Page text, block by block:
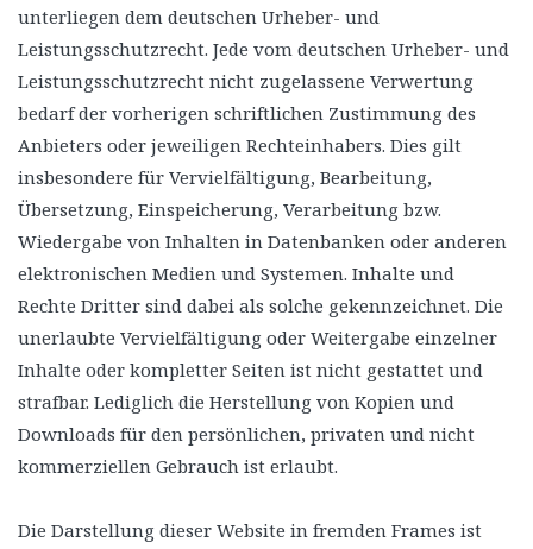
unterliegen dem deutschen Urheber- und
Leistungsschutzrecht. Jede vom deutschen Urheber- und
Leistungsschutzrecht nicht zugelassene Verwertung
bedarf der vorherigen schriftlichen Zustimmung des
Anbieters oder jeweiligen Rechteinhabers. Dies gilt
insbesondere für Vervielfältigung, Bearbeitung,
Übersetzung, Einspeicherung, Verarbeitung bzw.
Wiedergabe von Inhalten in Datenbanken oder anderen
elektronischen Medien und Systemen. Inhalte und
Rechte Dritter sind dabei als solche gekennzeichnet. Die
unerlaubte Vervielfältigung oder Weitergabe einzelner
Inhalte oder kompletter Seiten ist nicht gestattet und
strafbar. Lediglich die Herstellung von Kopien und
Downloads für den persönlichen, privaten und nicht
kommerziellen Gebrauch ist erlaubt.
Die Darstellung dieser Website in fremden Frames ist